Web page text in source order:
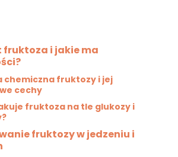
fruktoza i jakie ma
chemiczna fruktozy i jej
cechy
fruktoza na tle glukozy i
fruktozy w jedzeniu i